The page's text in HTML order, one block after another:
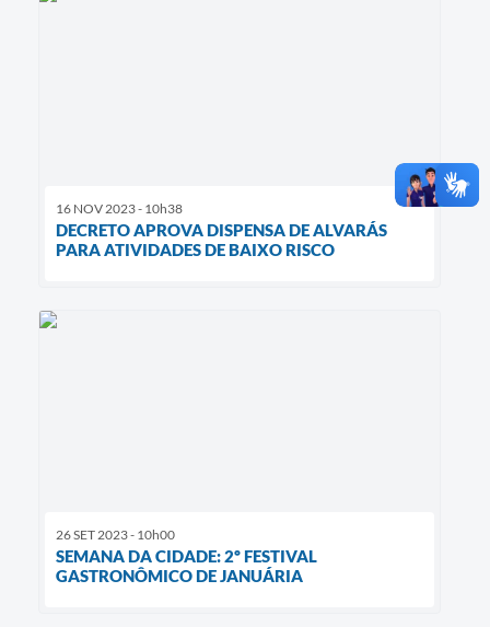
16 NOV 2023 - 10h38
DECRETO APROVA DISPENSA DE ALVARÁS
PARA ATIVIDADES DE BAIXO RISCO
26 SET 2023 - 10h00
SEMANA DA CIDADE: 2º FESTIVAL
GASTRONÔMICO DE JANUÁRIA